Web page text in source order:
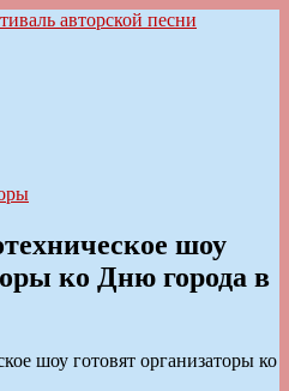
песни
шоу
ко Дню города в